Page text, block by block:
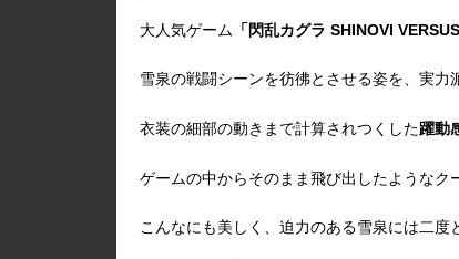
大人気ゲーム 「閃乱カグラ SHINOVI
雪泉の戦闘シーンを彷彿とさせる姿を、実力
衣装の細部の動きまで計算されつくした躍動
ゲームの中からそのまま飛び出したようなク
こんなにも美しく、迫力のある雪泉には二度